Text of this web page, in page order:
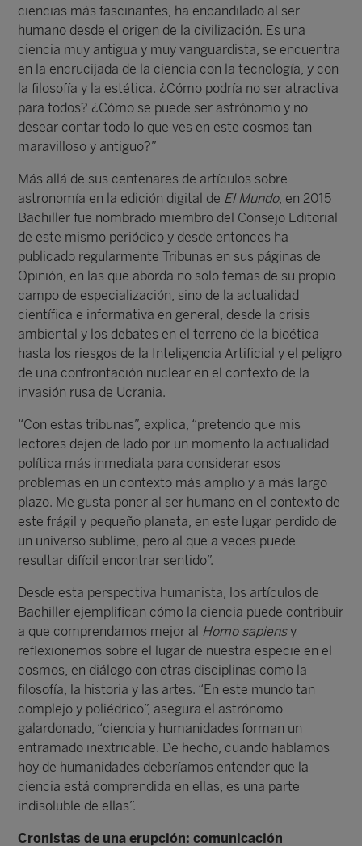
ciencias más fascinantes, ha encandilado al ser
humano desde el origen de la civilización. Es una
ciencia muy antigua y muy vanguardista, se encuentra
en la encrucijada de la ciencia con la tecnología, y con
la filosofía y la estética. ¿Cómo podría no ser atractiva
para todos? ¿Cómo se puede ser astrónomo y no
desear contar todo lo que ves en este cosmos tan
maravilloso y antiguo?”
Más allá de sus centenares de artículos sobre
astronomía en la edición digital de El Mundo, en 2015
Bachiller fue nombrado miembro del Consejo Editorial
de este mismo periódico y desde entonces ha
publicado regularmente Tribunas en sus páginas de
Opinión, en las que aborda no solo temas de su propio
campo de especialización, sino de la actualidad
científica e informativa en general, desde la crisis
ambiental y los debates en el terreno de la bioética
hasta los riesgos de la Inteligencia Artificial y el peligro
de una confrontación nuclear en el contexto de la
invasión rusa de Ucrania.
“Con estas tribunas”, explica, “pretendo que mis
lectores dejen de lado por un momento la actualidad
política más inmediata para considerar esos
problemas en un contexto más amplio y a más largo
plazo. Me gusta poner al ser humano en el contexto de
este frágil y pequeño planeta, en este lugar perdido de
un universo sublime, pero al que a veces puede
resultar difícil encontrar sentido”.
Desde esta perspectiva humanista, los artículos de
Bachiller ejemplifican cómo la ciencia puede contribuir
a que comprendamos mejor al Homo sapiensy
reflexionemos sobre el lugar de nuestra especie en el
cosmos, en diálogo con otras disciplinas como la
filosofía, la historia y las artes. “En este mundo tan
complejo y poliédrico”, asegura el astrónomo
galardonado, “ciencia y humanidades forman un
entramado inextricable. De hecho, cuando hablamos
hoy de humanidades deberíamos entender que la
ciencia está comprendida en ellas, es una parte
indisoluble de ellas”.
Cronistas de una erupción: comunicación